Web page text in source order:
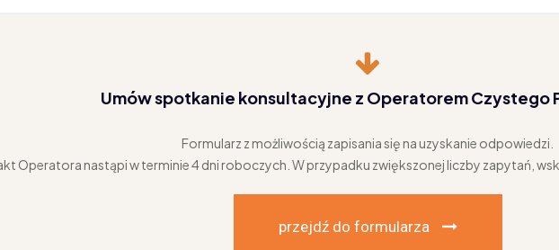
Umów spotkanie konsultacyjne z Operatorem Czystego
Formularz z możliwością zapisania się na uzyskanie odpowiedzi.
Operatora nastąpi w terminie 4 dni roboczych. W przypadku zwiększonej liczby zapytań,
przejdź do formularza